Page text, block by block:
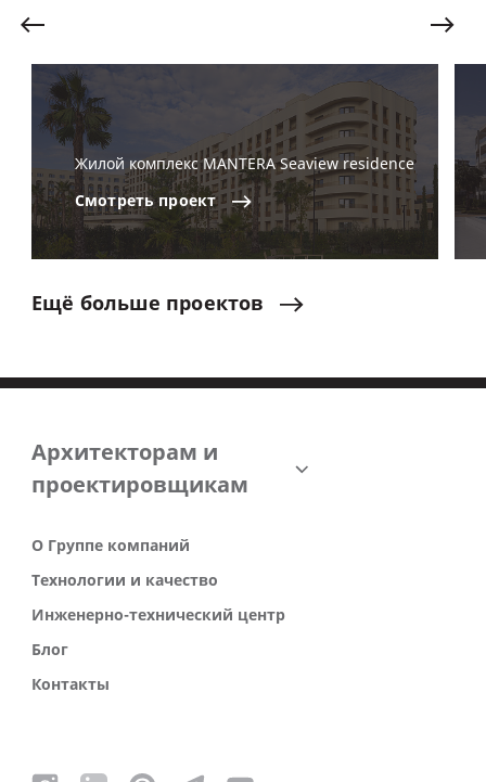
Жилой комплекс MANTERA Seaview residence
Смотреть проект
Ещё больше проектов
Архитекторам и
проектировщикам
О Группе компаний
Технологии и качество
Инженерно-технический центр
Блог
Контакты